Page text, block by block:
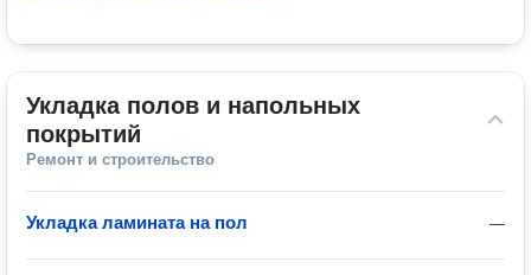
Укладка полов и напольных
покрытий
Ремонт и строительство
—
Укладка ламината на пол